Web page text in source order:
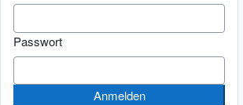
Passwort